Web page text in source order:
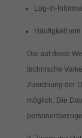
Log-In-
Häufigkeit
Die auf diese
technische
Zuordnung der
möglich. Die